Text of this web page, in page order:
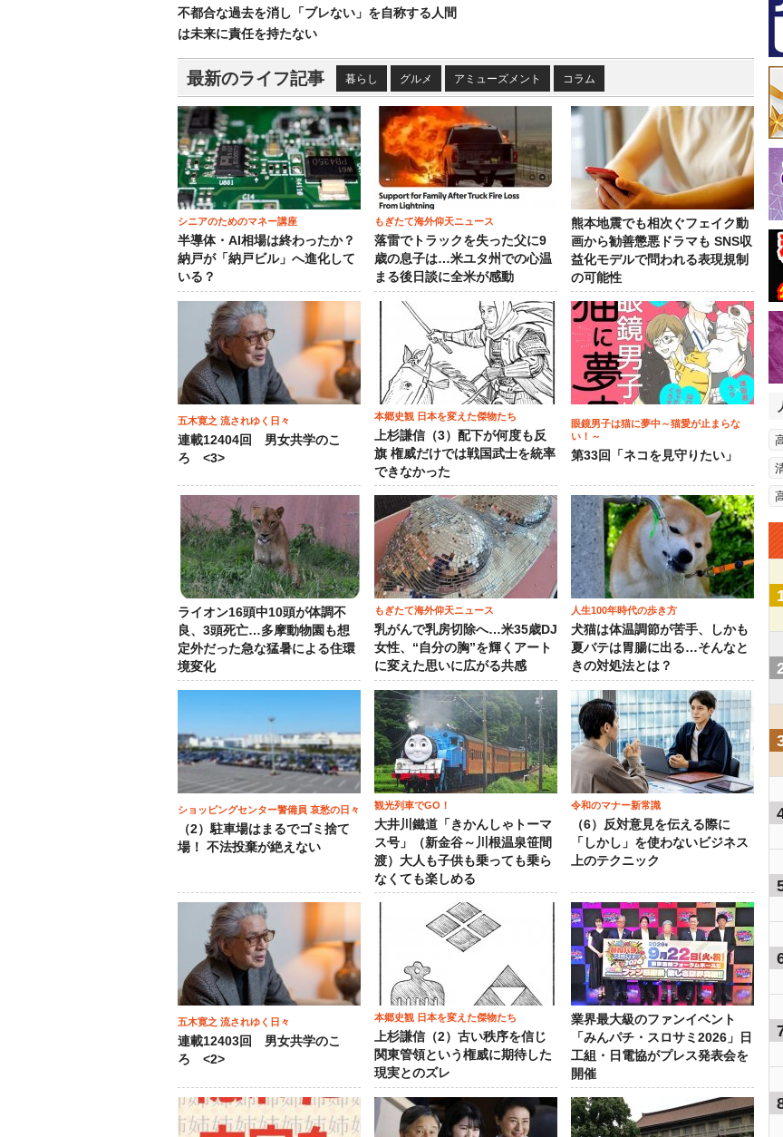
不都合な過去を消し「ブレない」を自称する人間
は未来に責任を持たない
最新のライフ記事 暮らし グルメ アミューズメント コラム
シニアのためのマネー講座
半導体・AI相場は終わったか？
納戸が「納戸ビル」へ進化して
いる？
もぎたて海外仰天ニュース
落雷でトラックを失った父に9
歳の息子は…米ユタ州での心温
まる後日談に全米が感動
熊本地震でも相次ぐフェイク動
画から勧善懲悪ドラマも SNS収
益化モデルで問われる表現規制
の可能性
五木寛之 流されゆく日々
連載12404回 男女共学のこ
ろ <3>
本郷史観 日本を変えた傑物たち
上杉謙信（3）配下が何度も反
旗 権威だけでは戦国武士を統率
できなかった
眼鏡男子は猫に夢中～猫愛が止まらな
い！～
第33回「ネコを見守りたい」
ライオン16頭中10頭が体調不
良、3頭死亡…多摩動物園も想
定外だった急な猛暑による住環
境変化
もぎたて海外仰天ニュース
乳がんで乳房切除へ…米35歳DJ
女性、“自分の胸”を輝くアート
に変えた思いに広がる共感
人生100年時代の歩き方
犬猫は体温調節が苦手、しかも
夏バテは胃腸に出る…そんなと
きの対処法とは？
ショッピングセンター警備員 哀愁の日々
（2）駐車場はまるでゴミ捨て
場！ 不法投棄が絶えない
観光列車でGO！
大井川鐵道「きかんしゃトーマ
ス号」（新金谷～川根温泉笹間
渡）大人も子供も乗っても乗ら
なくても楽しめる
令和のマナー新常識
（6）反対意見を伝える際に
「しかし」を使わないビジネス
上のテクニック
五木寛之 流されゆく日々
連載12403回 男女共学のこ
ろ <2>
本郷史観 日本を変えた傑物たち
上杉謙信（2）古い秩序を信じ
関東管領という権威に期待した
現実とのズレ
業界最大級のファンイベント
「みんパチ・スロサミ2026」日
工組・日電協がプレス発表会を
開催